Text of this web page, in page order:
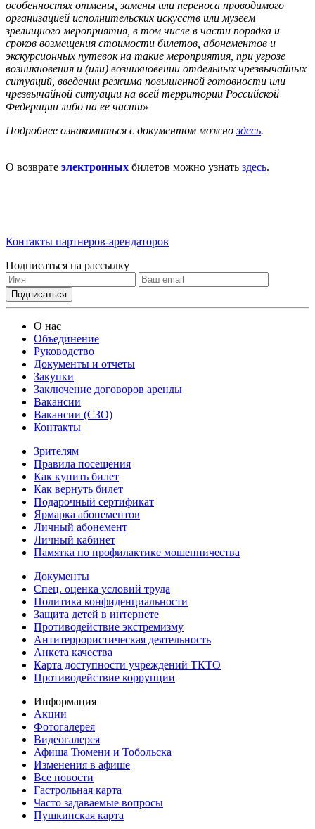
особенностях отмены, замены или переноса проводимого
организацией исполнительских искусств или музеем
зрелищного мероприятия, в том числе в части порядка и
сроков возмещения стоимости билетов, абонементов и
экскурсионных путевок на такие мероприятия, при угрозе
возникновения и (или) возникновении отдельных чрезвычайных
ситуаций, введении режима повышенной готовности или
чрезвычайной ситуации на всей территории Российской
Федерации либо на ее части»
Подробнее ознакомиться с документом можноздесь.
О возврате электронных билетов можно узнать здесь.
Контакты партнеров-арендаторов
Подписаться на рассылку
О нас
Объединение
Руководство
Документы и отчеты
Закупки
Заключение договоров аренды
Вакансии
Вакансии (СЗО)
Контакты
Зрителям
Правила посещения
Как купить билет
Как вернуть билет
Подарочный сертификат
Ярмарка абонементов
Личный абонемент
Личный кабинет
Памятка по профилактике мошенничества
Документы
Спец. оценка условий труда
Политика конфиденциальности
Защита детей в интернете
Противодействие экстремизму
Антитеррористическая деятельность
Анкета качества
Карта доступности учреждений ТКТО
Противодействие коррупции
Информация
Акции
Фотогалерея
Видеогалерея
Афиша Тюмени и Тобольска
Изменения в афише
Все новости
Гастрольная карта
Часто задаваемые вопросы
Пушкинская карта